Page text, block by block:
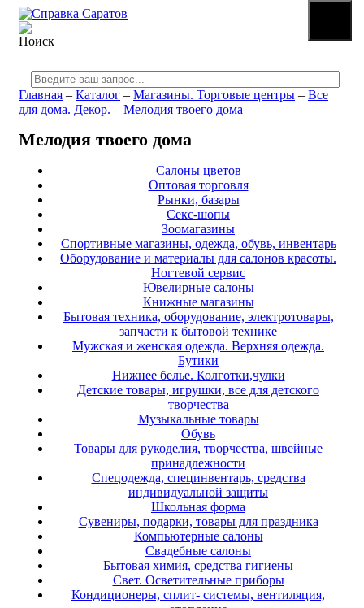
Главная – Каталог – Магазины. Торговые центры – Все
для дома. Декор. – Мелодия твоего дома
Мелодия твоего дома
Салоны цветов
Оптовая торговля
Рынки, базары
Секс-шопы
Зоомагазины
Спортивные магазины, одежда, обувь, инвентарь
Оборудование и материалы для салонов красоты.
Ногтевой сервис
Ювелирные салоны
Книжные магазины
Бытовая техника, оборудование, электротовары,
запчасти к бытовой технике
Мужская и женская одежда. Верхняя одежда.
Бутики
Нижнее белье. Колготки,чулки
Детские товары, игрушки, все для детского
творчества
Музыкальные товары
Обувь
Товары для рукоделия, творчества, швейные
принадлежности
Спецодежда, специнвентарь, средства
индивидуальной защиты
Школьная форма
Сувениры, подарки, товары для праздника
Компьютерные салоны
Свадебные салоны
Бытовая химия, средства гигиены
Свет. Осветительные приборы
Кондиционеры, сплит- системы, вентиляция,